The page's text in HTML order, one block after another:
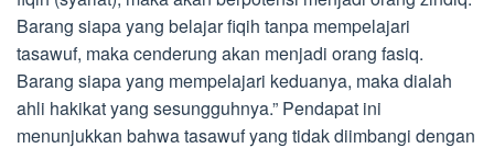
Barang siapa yang belajar fiqih tanpa mempelajari
tasawuf, maka cenderung akan menjadi orang fasiq.
Barang siapa yang mempelajari keduanya, maka dialah
ahli hakikat yang sesungguhnya.” Pendapat ini
menunjukkan bahwa tasawuf yang tidak diimbangi dengan